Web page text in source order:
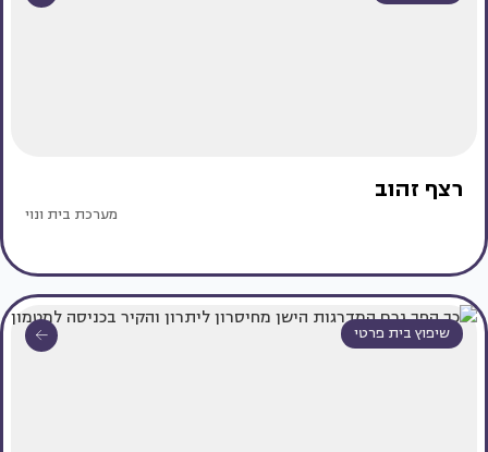
רצף זהוב
מערכת בית ונוי
שיפוץ בית פרטי